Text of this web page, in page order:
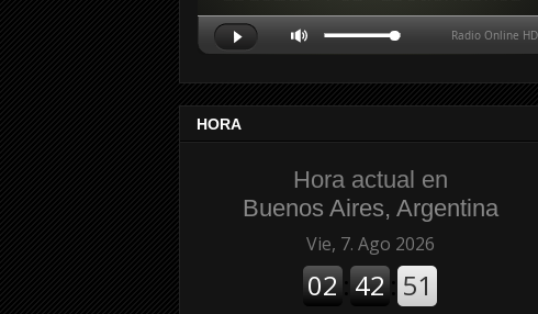
HORA
Hora actual en
Buenos Aires, Argentina